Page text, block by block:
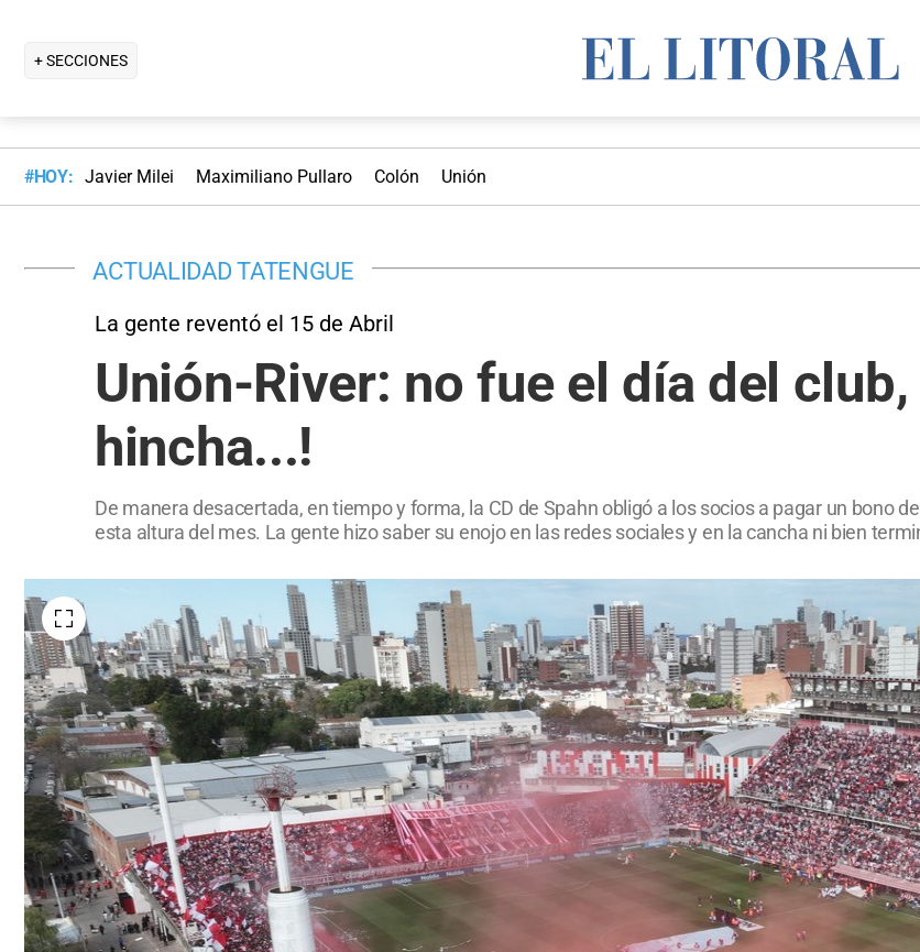
+ SECCIONES
#HOY: Javier Milei Maximiliano Pullaro Colón Unión
ACTUALIDAD TATENGUE
La gente reventó el 15 de Abril
Unión-River: no fue el día del club,
hincha...!
De manera desacertada, en tiempo y forma, la CD de Spahn obligó a los socios a pagar un bono
esta altura del mes. La gente hizo saber su enojo en las redes sociales y en la cancha ni bien